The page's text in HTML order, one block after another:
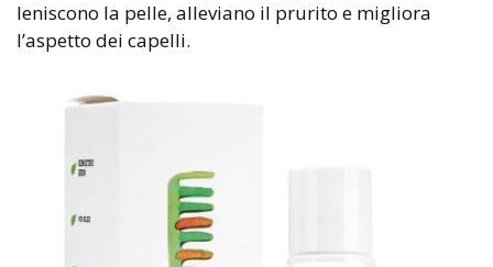
leniscono la pelle, alleviano il prurito e migliora
l’aspetto dei capelli.